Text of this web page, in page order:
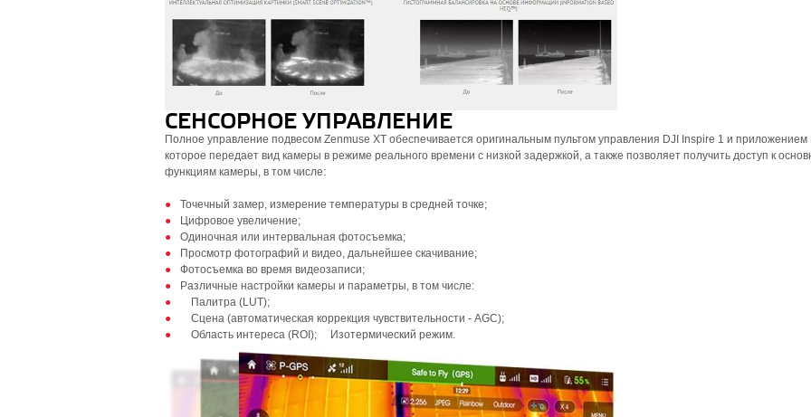
СЕНСОРНОЕ УПРАВЛЕНИЕ
Полное управление подвесом Zenmuse XT обеспечивается оригинальным пультом управления DJI Inspire 1 и приложением
которое передает вид камеры в режиме реального времени с низкой задержкой, а также позволяет получить доступ к
функциям камеры, в том числе:
Точечный замер, измерение температуры в средней точке;
Цифровое увеличение;
Одиночная или интервальная фотосъемка;
Просмотр фотографий и видео, дальнейшее скачивание;
Фотосъемка во время видеозаписи;
Различные настройки камеры и параметры, в том числе:
Палитра (LUT);
Сцена (автоматическая коррекция чувствительности - AGC);
Область интереса (ROI); Изотермический режим.